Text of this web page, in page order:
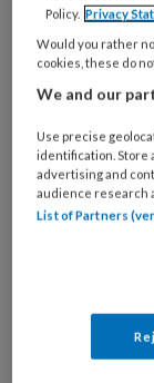
huisartsen
stellen, laten
bespreekt
hypertensie
Policy. Privacy
Would you rather
cookies, these do
We and our
Use precise
identification. Store
advertising and
audience research
List of Partners